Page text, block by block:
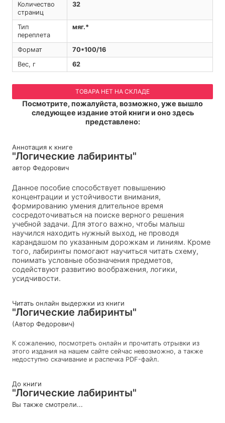
Количество
страниц
32
Тип
переплета
мяг.*
Формат
70*100/16
Вес, г
62
ТОВАРА НЕТ НА СКЛАДЕ
Посмотрите, пожалуйста, возможно, уже вышло
следующее издание этой книги и оно здесь
представлено:
Аннотация к книге
"Логические лабиринты"
автор Федорович
Данное пособие способствует повышению
концентрации и устойчивости внимания,
формированию умения длительное время
сосредоточиваться на поиске верного решения
учебной задачи. Для этого важно, чтобы малыш
научился находить нужный выход, не проводя
карандашом по указанным дорожкам и линиям. Кроме
того, лабиринты помогают научиться читать схему,
понимать условные обозначения предметов,
содействуют развитию воображения, логики,
усидчивости.
Читать онлайн выдержки из книги
"Логические лабиринты"
(Автор Федорович)
К сожалению, посмотреть онлайн и прочитать отрывки из
этого издания на нашем сайте сейчас невозможно, а также
недоступно скачивание и распечка PDF-файл.
До книги
"Логические лабиринты"
Вы также смотрели...